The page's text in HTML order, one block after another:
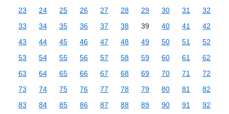
23
24 25 26 27 28 29 30 31
32
33
34 35 36 37 38 39 40 41
42
43
44 45 46 47 48 49 50 51
52
53
54 55 56 57 58 59 60 61
62
63
64 65 66 67 68 69 70 71
72
73
74 75 76 77 78 79 80 81
82
83
84 85 86 87 88 89 90 91
92